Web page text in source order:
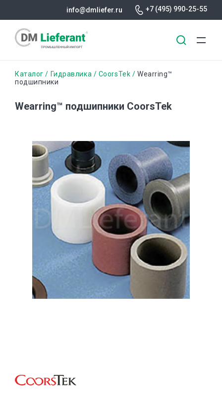
содержанию
info@dmliefer.ru +7 (495) 990-25-55
Строка
Каталог Гидравлика CoorsTek
Wearring™
подшипники
Wearring™ подшипники CoorsTek